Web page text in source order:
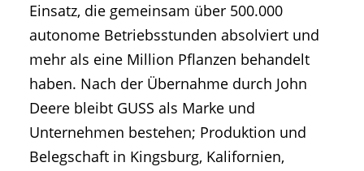
Einsatz, die gemeinsam über 500.000
autonome Betriebsstunden absolviert und
mehr als eine Million Pflanzen behandelt
haben. Nach der Übernahme durch John
Deere bleibt GUSS als Marke und
Unternehmen bestehen; Produktion und
Belegschaft in Kingsburg, Kalifornien,